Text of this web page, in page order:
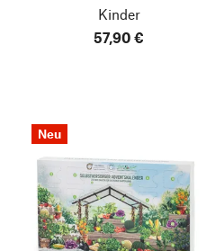
Kinder
57,90 €
Neu